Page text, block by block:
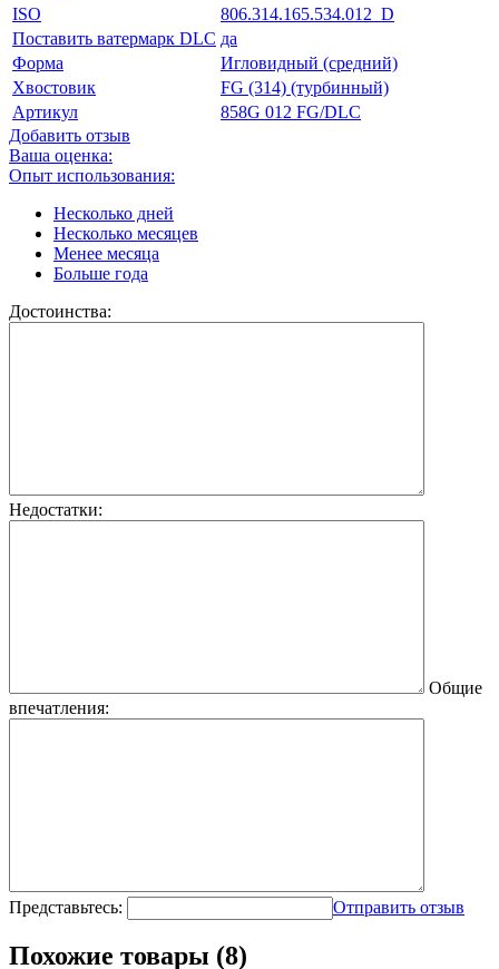
ISO
806.314.165.534.012_D
Поставить ватермарк DLC да
Форма
Игловидный (средний)
Хвостовик
FG (314) (турбинный)
Артикул
858G 012 FG/DLC
Добавить отзыв
Ваша оценка:
Опыт использования:
Несколько дней
Несколько месяцев
Менее месяца
Больше года
Достоинства:
Недостатки:
Общие
впечатления:
Представьтесь: Отправить отзыв
Похожие товары (8)